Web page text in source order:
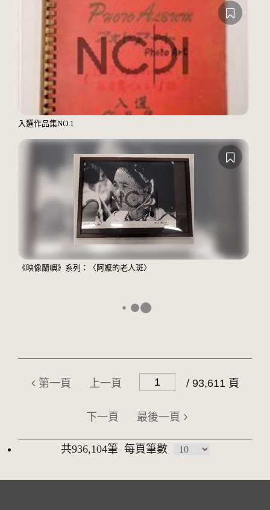
入選作品集NO.1
《映像蘭嶼》系列：〈阿嬤的老人斑〉
第一頁 上一頁 / 93,611 頁
下一頁 最後一頁
共936,104筆 每頁筆數